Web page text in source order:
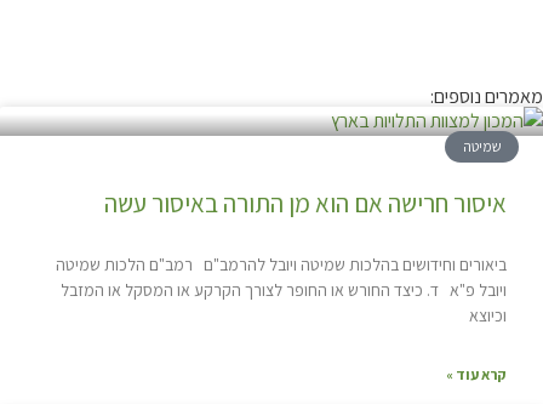
מאמרים נוספים:
שמיטה
איסור חרישה אם הוא מן התורה באיסור עשה
ביאורים וחידושים בהלכות שמיטה ויובל להרמב"ם רמב"ם הלכות שמיטה
ויובל פ"א ד. כיצד החורש או החופר לצורך הקרקע או המסקל או המזבל
וכיוצא
קרא עוד »